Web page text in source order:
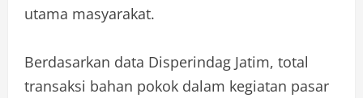
utama masyarakat.
Berdasarkan data Disperindag Jatim, total
transaksi bahan pokok dalam kegiatan pasar